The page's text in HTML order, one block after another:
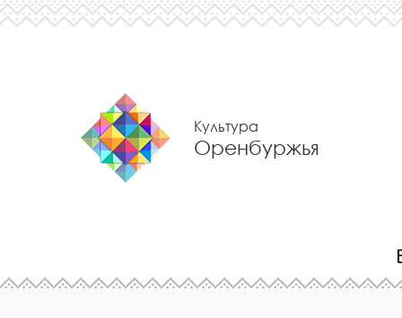
Культура
Оренбуржья